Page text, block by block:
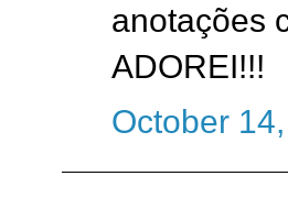
anotações
ADOREI!!!
October